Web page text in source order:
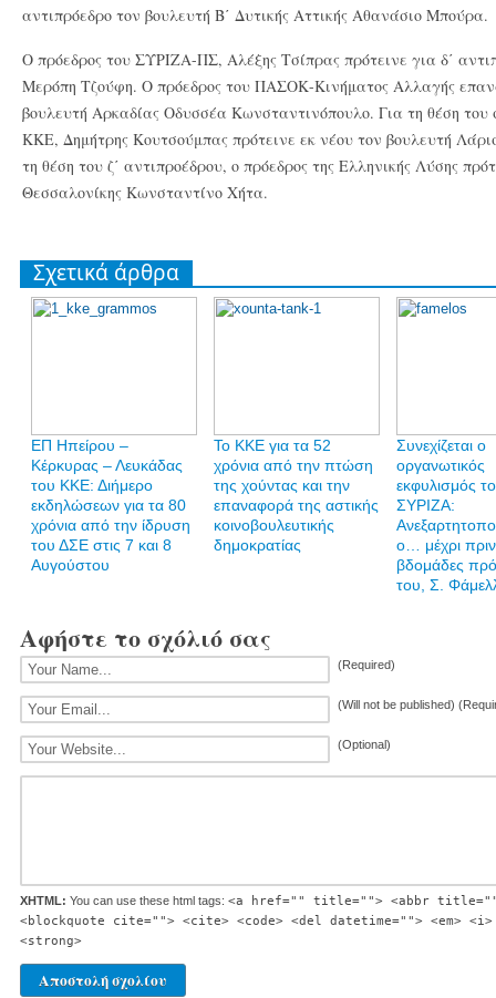
αντιπρόεδρο τον βουλευτή Β΄ Δυτικής Αττικής Αθανάσιο Μπούρα.
Ο πρόεδρος του ΣΥΡΙΖΑ-ΠΣ, Αλέξης Τσίπρας πρότεινε για δ΄
Μερόπη Τζούφη. Ο πρόεδρος του ΠΑΣΟΚ-Κινήματος Αλλαγής
βουλευτή Αρκαδίας Οδυσσέα Κωνσταντινόπουλο. Για τη θέση του
ΚΚΕ, Δημήτρης Κουτσούμπας πρότεινε εκ νέου τον βουλευτή
τη θέση του ζ΄ αντιπροέδρου, ο πρόεδρος της Ελληνικής Λύσης
Θεσσαλονίκης Κωνσταντίνο Χήτα.
Σχετικά άρθρα
ΕΠ Ηπείρου –
Κέρκυρας – Λευκάδας
του ΚΚΕ: Διήμερο
εκδηλώσεων για τα 80
χρόνια από την ίδρυση
του ΔΣΕ στις 7 και 8
Αυγούστου
Το ΚΚΕ για τα 52
χρόνια από την πτώση
της χούντας και την
επαναφορά της αστικής
κοινοβουλευτικής
δημοκρατίας
Συνεχίζεται ο
οργανωτικός
εκφυλισμός
ΣΥΡΙΖΑ:
ο… μέχρι
βδομάδες
του, Σ.
Αφήστε το σχόλιό σας
(Required)
(Will not be published)
(Optional)
XHTML: You can use these html tags: <a href="" title=""> <abbr
<blockquote cite=""> <cite> <code> <del datetime=""> <em>
<strong>